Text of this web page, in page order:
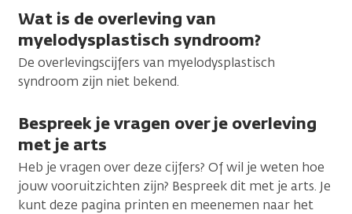
Wat is de overleving van
myelodysplastisch syndroom?
De overlevingscijfers van myelodysplastisch
syndroom zijn niet bekend.
Bespreek je vragen over je overleving
met je arts
Heb je vragen over deze cijfers? Of wil je weten hoe
jouw vooruitzichten zijn? Bespreek dit met je arts. Je
kunt deze pagina printen en meenemen naar het